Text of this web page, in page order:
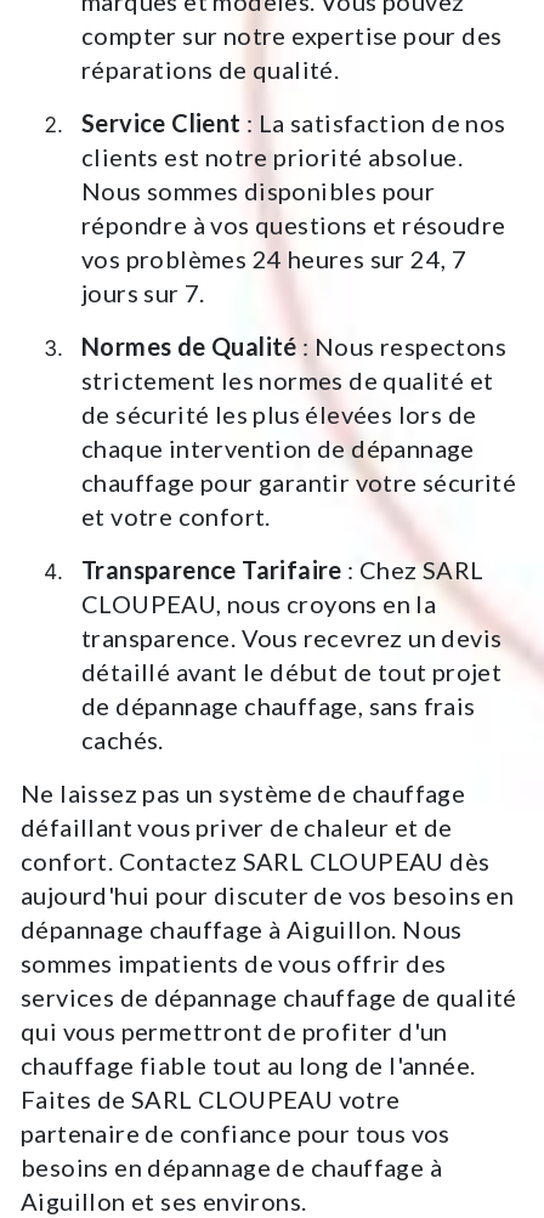
compter sur notre expertise pour des
réparations de qualité.
Service Client : La satisfaction de nos
clients est notre priorité absolue.
Nous sommes disponibles pour
répondre à vos questions et résoudre
vos problèmes 24 heures sur 24, 7
jours sur 7.
Normes de Qualité : Nous respectons
strictement les normes de qualité et
de sécurité les plus élevées lors de
chaque intervention de dépannage
chauffage pour garantir votre sécurité
et votre confort.
Transparence Tarifaire : Chez SARL
CLOUPEAU, nous croyons en la
transparence. Vous recevrez un devis
détaillé avant le début de tout projet
de dépannage chauffage, sans frais
cachés.
Ne laissez pas un système de chauffage
défaillant vous priver de chaleur et de
confort. Contactez SARL CLOUPEAU dès
aujourd'hui pour discuter de vos besoins en
dépannage chauffage à Aiguillon. Nous
sommes impatients de vous offrir des
services de dépannage chauffage de qualité
qui vous permettront de profiter d'un
chauffage fiable tout au long de l'année.
Faites de SARL CLOUPEAU votre
partenaire de confiance pour tous vos
besoins en dépannage de chauffage à
Aiguillon et ses environs.